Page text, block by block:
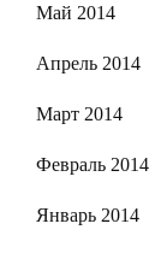
Май 2014
Апрель 2014
Март 2014
Февраль 2014
Январь 2014